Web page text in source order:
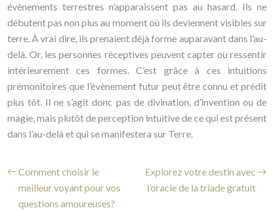
évènements terrestres n’apparaissent pas au hasard. Ils ne
débutent pas non plus au moment où ils deviennent visibles sur
terre. À vrai dire, ils prenaient déjà forme auparavant dans l’au-
delà. Or, les personnes réceptives peuvent capter ou ressentir
intérieurement ces formes. C’est grâce à ces intuitions
prémonitoires que l’évènement futur peut être connu et prédit
plus tôt. Il ne s’agit donc pas de divination, d’invention ou de
magie, mais plutôt de perception intuitive de ce qui est présent
dans l’au-delà et qui se manifestera sur Terre.
Comment choisir le
meilleur voyant pour vos
questions amoureuses?
Explorez votre destin avec
l’oracle de la triade gratuit